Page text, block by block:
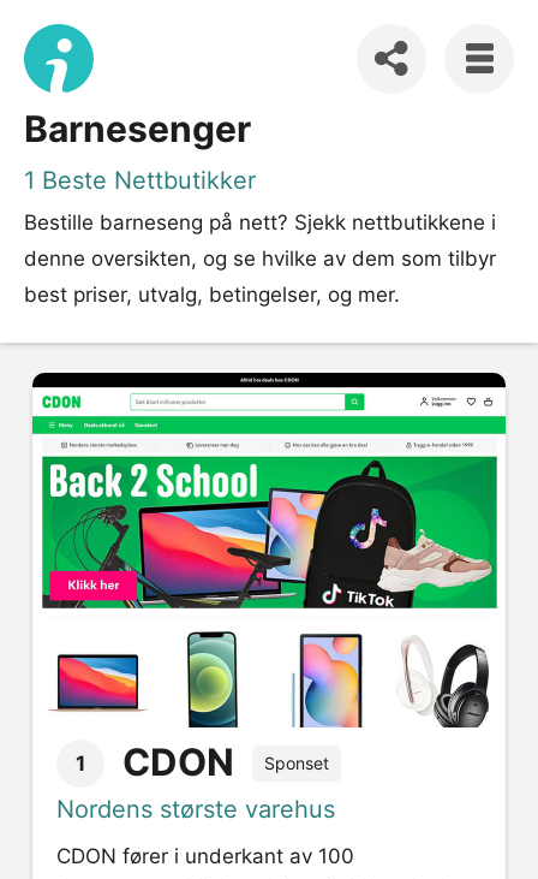
Barnesenger
1 Beste Nettbutikker
Bestille barneseng på nett? Sjekk nettbutikkene i
denne oversikten, og se hvilke av dem som tilbyr
best priser, utvalg, betingelser, og mer.
1 CDON Sponset
Nordens største varehus
CDON fører i underkant av 100